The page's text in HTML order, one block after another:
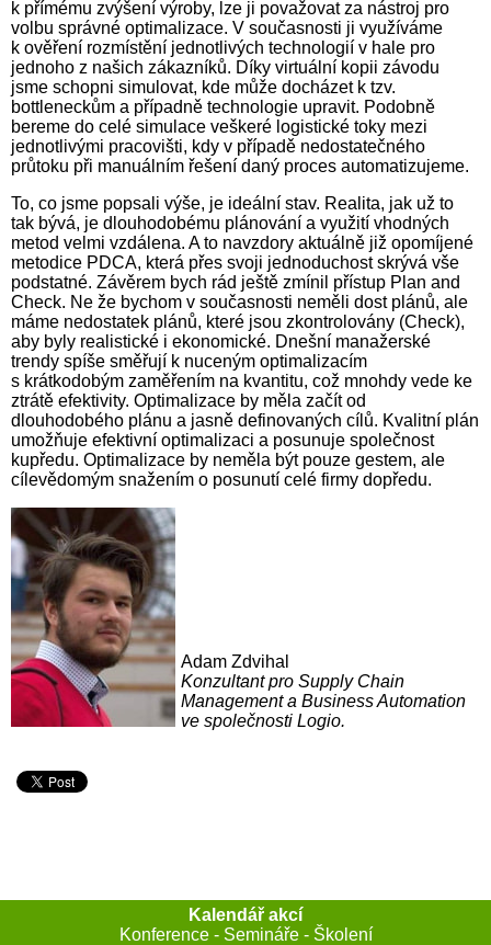
k přímému zvýšení výroby, lze ji považovat za nástroj pro
volbu správné optimalizace. V současnosti ji využíváme
k ověření rozmístění jednotlivých technologií v hale pro
jednoho z našich zákazníků. Díky virtuální kopii závodu
jsme schopni simulovat, kde může docházet k tzv.
bottleneckům a případně technologie upravit. Podobně
bereme do celé simulace veškeré logistické toky mezi
jednotlivými pracovišti, kdy v případě nedostatečného
průtoku při manuálním řešení daný proces automatizujeme.
To, co jsme popsali výše, je ideální stav. Realita, jak už to
tak bývá, je dlouhodobému plánování a využití vhodných
metod velmi vzdálena. A to navzdory aktuálně již opomíjené
metodice PDCA, která přes svoji jednoduchost skrývá vše
podstatné. Závěrem bych rád ještě zmínil přístup Plan and
Check. Ne že bychom v současnosti neměli dost plánů, ale
máme nedostatek plánů, které jsou zkontrolovány (Check),
aby byly realistické i ekonomické. Dnešní manažerské
trendy spíše směřují k nuceným optimalizacím
s krátkodobým zaměřením na kvantitu, což mnohdy vede ke
ztrátě efektivity. Optimalizace by měla začít od
dlouhodobého plánu a jasně definovaných cílů. Kvalitní plán
umožňuje efektivní optimalizaci a posunuje společnost
kupředu. Optimalizace by neměla být pouze gestem, ale
cílevědomým snažením o posunutí celé firmy dopředu.
Adam Zdvihal
Konzultant pro Supply Chain
Management a Business Automation
ve společnosti Logio.
Kalendář akcí
Konference - Semináře - Školení